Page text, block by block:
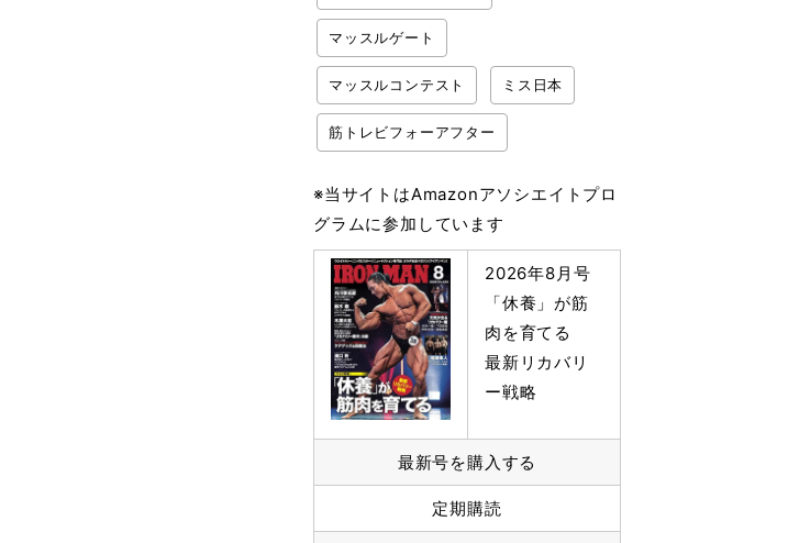
マッスルゲート
マッスルコンテスト ミス日本
筋トレビフォーアフター
※当サイトはAmazonアソシエイトプロ
グラムに参加しています
2026年8月号
「休養」が筋
肉を育てる
最新リカバリ
ー戦略
最新号を購入する
定期購読